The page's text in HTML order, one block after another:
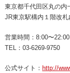
東京都千代田区丸の内
JR東京駅構内１階改
営業時間：8:00〜
TEL：03-6269-9750
公式サイト： http://